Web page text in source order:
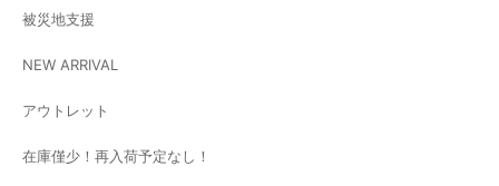
被災地支援
NEW ARRIVAL
アウトレット
在庫僅少！再入荷予定なし！